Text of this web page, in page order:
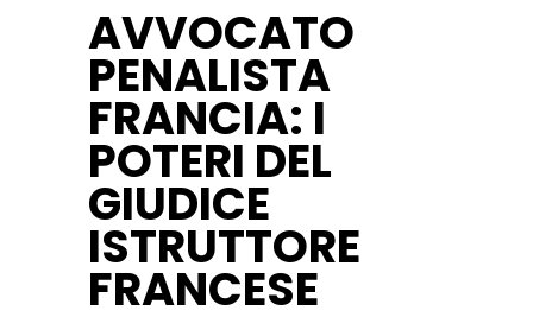
AVVOCATO
PENALISTA
FRANCIA: I
POTERI DEL
GIUDICE
ISTRUTTORE
FRANCESE